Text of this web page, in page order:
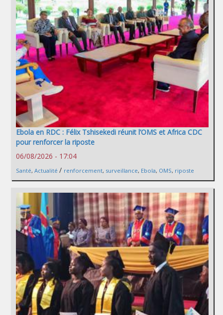
Ebola en RDC : Félix Tshisekedi réunit l’OMS et Africa CDC
pour renforcer la riposte
06/08/2026 - 17:04
Santé, Actualité / renforcement, surveillance, Ebola, OMS, riposte